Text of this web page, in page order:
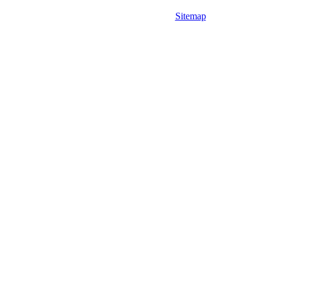
Sitemap